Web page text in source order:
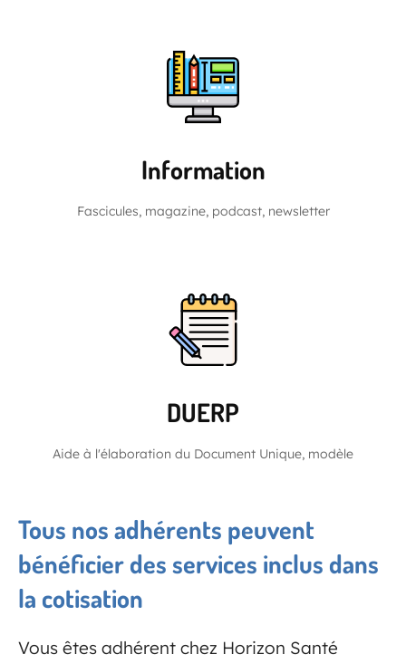
Information
Fascicules, magazine, podcast, newsletter
DUERP
Aide à l'élaboration du Document Unique, modèle
Tous nos adhérents peuvent
bénéficier des services inclus dans
la cotisation
Vous êtes adhérent chez Horizon Santé